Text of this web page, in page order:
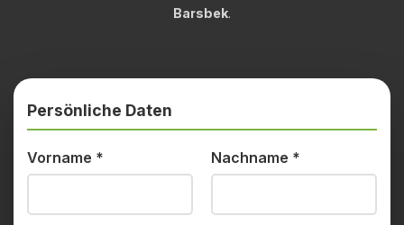
Barsbek.
Persönliche Daten
Vorname * Nachname *